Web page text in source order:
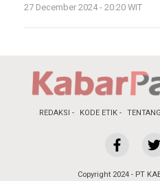
27 December 2024 - 20:20 WIT
REDAKSI KODE ETIK
Copyright 2024 - PT